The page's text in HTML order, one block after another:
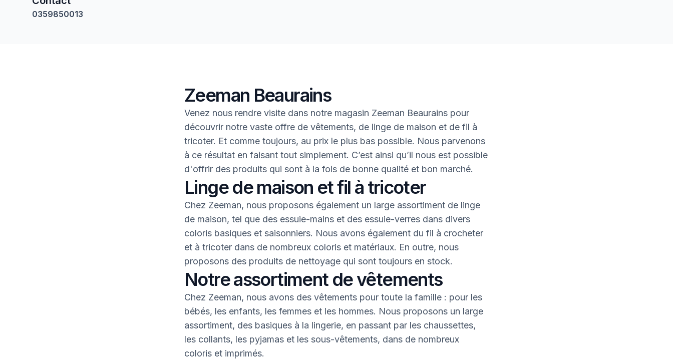
0359850013
Zeeman Beaurains
Venez nous rendre visite dans notre magasin Zeeman Beaurains pour
découvrir notre vaste offre de vêtements, de linge de maison et de fil à
tricoter. Et comme toujours, au prix le plus bas possible. Nous parvenons
à ce résultat en faisant tout simplement. C’est ainsi qu’il nous est possible
d'offrir des produits qui sont à la fois de bonne qualité et bon marché.
Linge de maison et fil à tricoter
Chez Zeeman, nous proposons également un large assortiment de linge
de maison, tel que des essuie-mains et des essuie-verres dans divers
coloris basiques et saisonniers. Nous avons également du fil à crocheter
et à tricoter dans de nombreux coloris et matériaux. En outre, nous
proposons des produits de nettoyage qui sont toujours en stock.
Notre assortiment de vêtements
Chez Zeeman, nous avons des vêtements pour toute la famille : pour les
bébés, les enfants, les femmes et les hommes. Nous proposons un large
assortiment, des basiques à la lingerie, en passant par les chaussettes,
les collants, les pyjamas et les sous-vêtements, dans de nombreux
coloris et imprimés.